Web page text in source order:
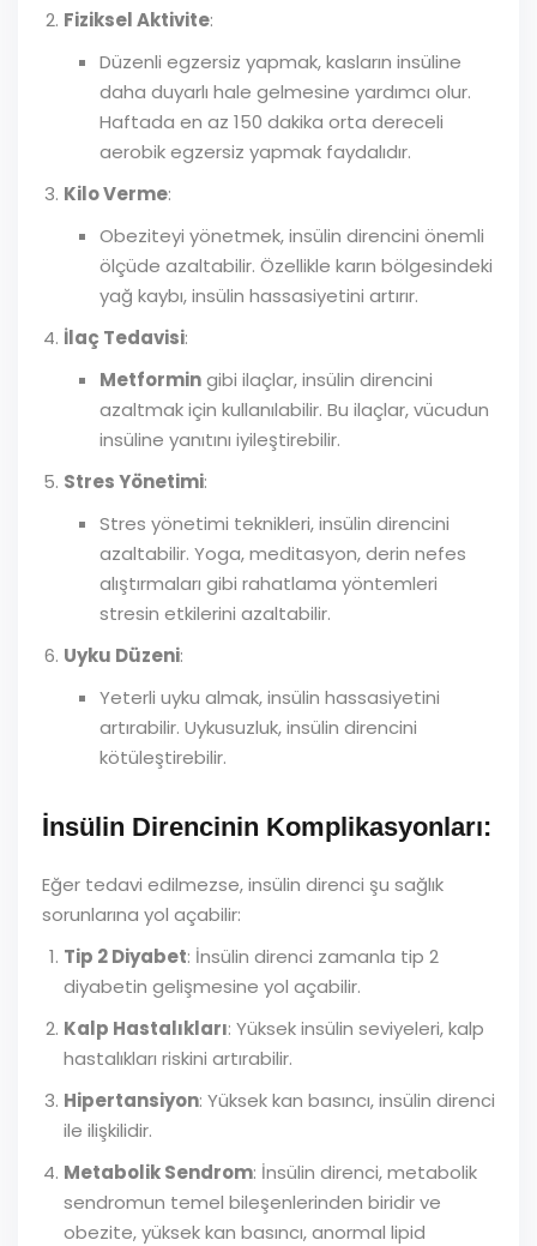
Fiziksel Aktivite:
Düzenli egzersiz yapmak, kasların insüline
daha duyarlı hale gelmesine yardımcı olur.
Haftada en az 150 dakika orta dereceli
aerobik egzersiz yapmak faydalıdır.
Kilo Verme:
Obeziteyi yönetmek, insülin direncini önemli
ölçüde azaltabilir. Özellikle karın bölgesindeki
yağ kaybı, insülin hassasiyetini artırır.
İlaç Tedavisi:
Metformingibi ilaçlar, insülin direncini
azaltmak için kullanılabilir. Bu ilaçlar, vücudun
insüline yanıtını iyileştirebilir.
Stres Yönetimi:
Stres yönetimi teknikleri, insülin direncini
azaltabilir. Yoga, meditasyon, derin nefes
alıştırmaları gibi rahatlama yöntemleri
stresin etkilerini azaltabilir.
Uyku Düzeni:
Yeterli uyku almak, insülin hassasiyetini
artırabilir. Uykusuzluk, insülin direncini
kötüleştirebilir.
İnsülin Direncinin Komplikasyonları:
Eğer tedavi edilmezse, insülin direnci şu sağlık
sorunlarına yol açabilir:
Tip 2 Diyabet: İnsülin direnci zamanla tip 2
diyabetin gelişmesine yol açabilir.
Kalp Hastalıkları: Yüksek insülin seviyeleri, kalp
hastalıkları riskini artırabilir.
Hipertansiyon: Yüksek kan basıncı, insülin direnci
ile ilişkilidir.
Metabolik Sendrom: İnsülin direnci, metabolik
sendromun temel bileşenlerinden biridir ve
obezite, yüksek kan basıncı, anormal lipid